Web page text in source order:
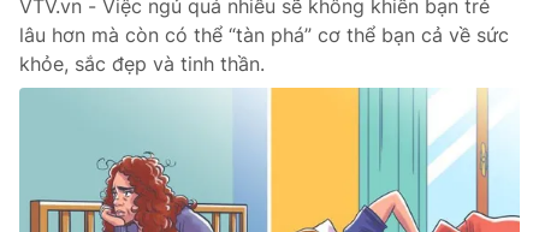
VTV.vn - Việc ngủ quá nhiều sẽ không khiến bạn trẻ
lâu hơn mà còn có thể “tàn phá” cơ thể bạn cả về sức
khỏe, sắc đẹp và tinh thần.